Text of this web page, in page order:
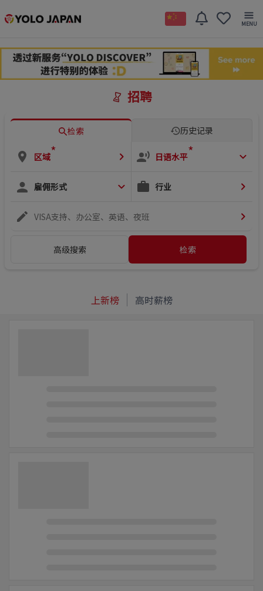
招聘
检索 历史记录
区域* 日语水平*
雇佣形式 行业
VISA支持、办公室、英语、夜班
高级搜索 检索
上新榜 高时薪榜